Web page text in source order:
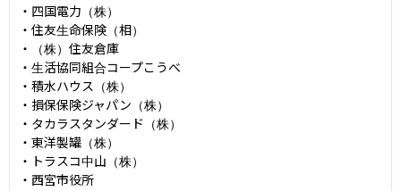
・四国電力（株）
・住友生命保険（相）
・（株）住友倉庫
・生活協同組合コープこうべ
・積水ハウス（株）
・損保保険ジャパン（株）
・タカラスタンダード（株）
・東洋製罐（株）
・トラスコ中山（株）
・西宮市役所